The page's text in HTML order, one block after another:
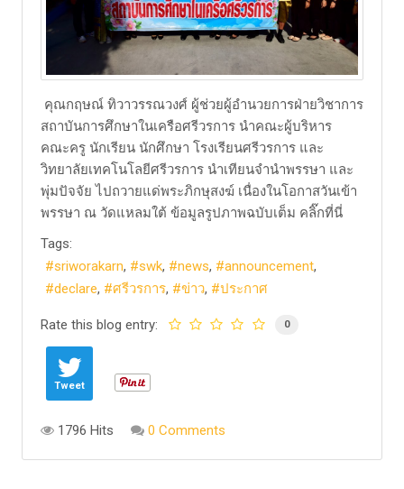
คุณกฤษณ์ ทิวาวรรณวงศ์ ผู้ช่วยผู้อำนวยการฝ่ายวิชาการ
สถาบันการศึกษาในเครือศรีวรการ นำคณะผู้บริหาร
คณะครู นักเรียน นักศึกษา โรงเรียนศรีวรการ และ
วิทยาลัยเทคโนโลยีศรีวรการ นำเทียนจำนำพรรษา และ
พุ่มปัจจัย ไปถวายแด่พระภิกษุสงฆ์ เนื่องในโอกาสวันเข้า
พรรษา ณ วัดแหลมใต้ ข้อมูลรูปภาพฉบับเต็ม คลิ๊กที่นี่
Tags:
sriworakarn
swk news
announcement
declare
ศรีวรการ ข่าว ประกาศ
Rate this blog entry: 0
Tweet
1796 Hits 0 Comments